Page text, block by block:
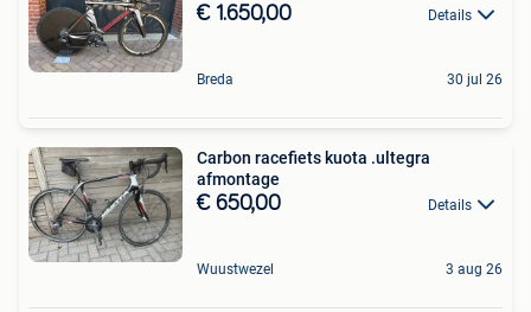
€ 1.650,00 Details
Breda 30 jul 26
Carbon racefiets kuota .ultegra
afmontage
€ 650,00 Details
Wuustwezel 3 aug 26